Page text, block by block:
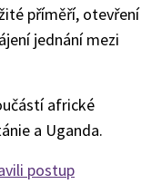
příměří, otevření
jednání mezi
africké
a Uganda.
postup